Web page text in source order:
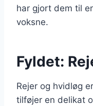
har gjort dem til
voksne.
Fyldet:
Rejer og hvidløg
tilføjer en delikat